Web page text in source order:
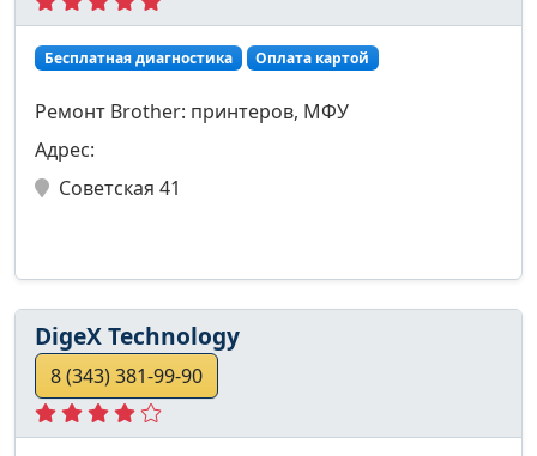
Бесплатная диагностика Оплата картой
Ремонт Brother: принтеров, МФУ
Адрес:
Советская 41
DigeX Technology
8 (343) 381-99-90